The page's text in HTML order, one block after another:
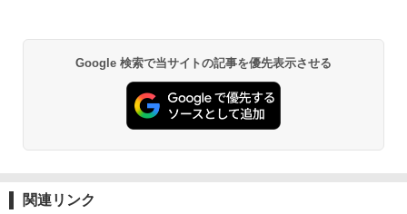
アクラス｜Aclass FC/SFC/NEWFC/PC
E/MD用 ACアダプタVer.2 SASP-0311
ンタル落ち
スプラトゥーン レイダース -Switch2
Beast of Reincarnation -PS5 【特典】
プロダクトコード 封入
￥7,286
2
【純正品】Xbox ワイヤレス コントロー
ラー (ロボット ホワイト)
￥7,681
【純正品】Xbox ワイヤレス コントロー
劇場版「鬼滅の刃」無限城編 第一章 猗
窩座再来 通常版 [DVD]
￥3,523
Google 検索で当サイトの記事を優先表示させる
関連リンク